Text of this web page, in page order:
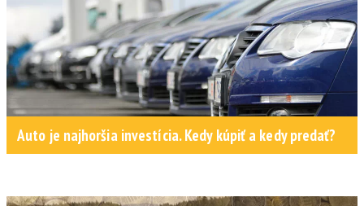
Auto je najhoršia investícia. Kedy kúpiť a kedy predať?